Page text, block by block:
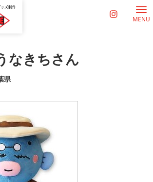
MENU
なきちさん
県